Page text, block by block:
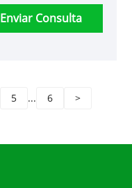
Enviar Consulta
5 ... 6 >